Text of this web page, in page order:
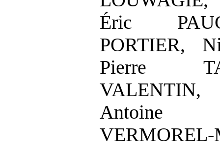
Éric
PORTIER,
Pierre
Antoine
VERMOREL‑